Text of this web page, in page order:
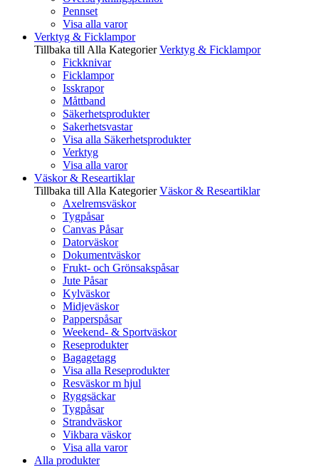
Pennset
Visa alla varor
Verktyg & Ficklampor
Tillbaka till Alla Kategorier Verktyg & Ficklampor
Fickknivar
Ficklampor
Isskrapor
Måttband
Säkerhetsprodukter
Sakerhetsvastar
Visa alla Säkerhetsprodukter
Verktyg
Visa alla varor
Väskor & Researtiklar
Tillbaka till Alla Kategorier Väskor & Researtiklar
Axelremsväskor
Tygpåsar
Canvas Påsar
Datorväskor
Dokumentväskor
Frukt- och Grönsakspåsar
Jute Påsar
Kylväskor
Midjeväskor
Papperspåsar
Weekend- & Sportväskor
Reseprodukter
Bagagetagg
Visa alla Reseprodukter
Resväskor m hjul
Ryggsäckar
Tygpåsar
Strandväskor
Vikbara väskor
Visa alla varor
Alla produkter